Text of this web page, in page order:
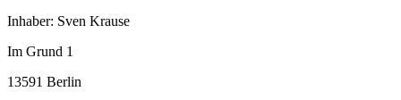
Inhaber: Sven Krause
Im Grund 1
13591 Berlin